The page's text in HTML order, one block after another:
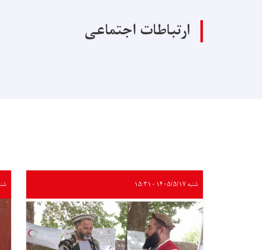
ارتباطات اجتماعی
شنبه ۱۴۰۵/۵/۱۷ - ۱۵:۳۱ شنبه